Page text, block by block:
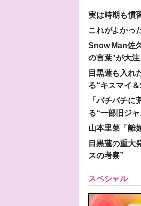
実は時期も慣
これがよかっ
Snow Man佐
の言葉”が大注
目黒蓮も入れ
る“キスマイ
「バチバチ
る“一部旧ジ
山本里菜「離
目黒蓮の重大
スの考察”
スペシャル